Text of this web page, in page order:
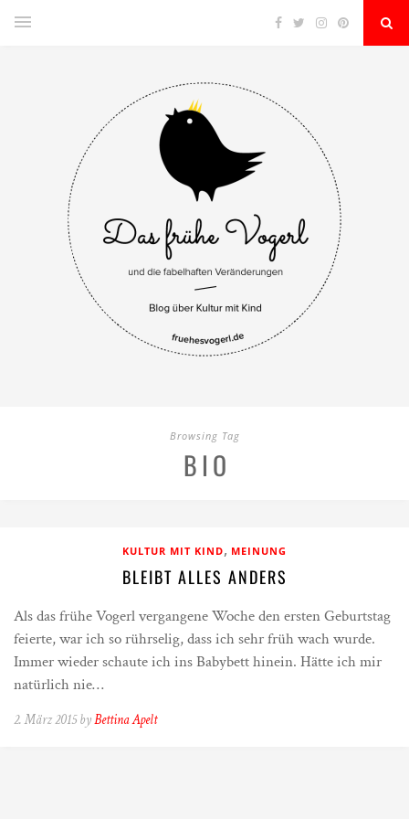
Browsing Tag
BIO
KULTUR MIT KIND, MEINUNG
BLEIBT ALLES ANDERS
Als das frühe Vogerl vergangene Woche den ersten Geburtstag
feierte, war ich so rührselig, dass ich sehr früh wach wurde.
Immer wieder schaute ich ins Babybett hinein. Hätte ich mir
natürlich nie…
2. März 2015 byBettina Apelt